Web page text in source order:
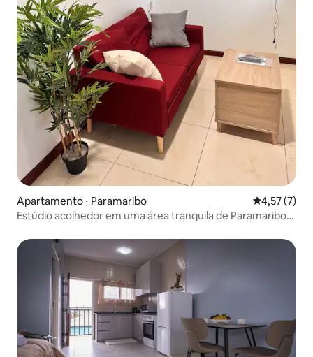
Apartamento ⋅ Paramaribo 4,57 de
4,57 (7)
Estúdio acolhedor em uma área tranquila de Paramaribo